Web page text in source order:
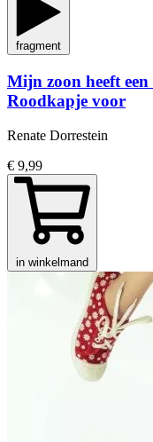
fragment
Mijn zoon heeft een
Roodkapje voor
Renate Dorrestein
€ 9,99
in winkelmand